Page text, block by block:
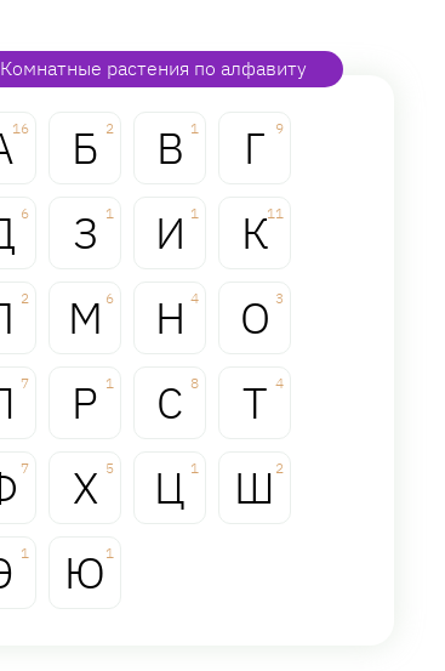
Комнатные растения по алфавиту
16 Б 2 В 1 Г 9
6 З 1 И 1 К11
2 М 6 Н 4 О 3
7 Р 1 С 8 Т 4
7 Х 5 Ц 1 Ш 2
1 Ю 1